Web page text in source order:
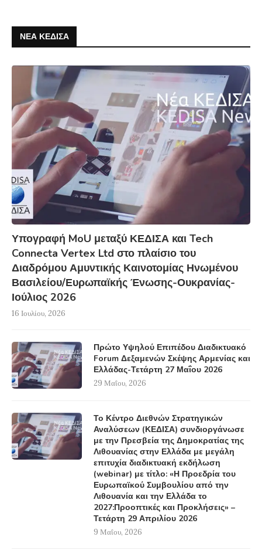
ΝΕΑ ΚΕΔΙΣΑ
Υπογραφή MoU μεταξύ ΚΕΔΙΣΑ και Tech
Connecta Vertex Ltd στο πλαίσιο του
Διαδρόμου Αμυντικής Καινοτομίας Ηνωμένου
Βασιλείου/Ευρωπαϊκής Ένωσης-Ουκρανίας-
Ιούλιος 2026
16 Ιουλίου, 2026
Πρώτο Υψηλού Επιπέδου Διαδικτυακό
Forum Δεξαμενών Σκέψης Αρμενίας και
Ελλάδας-Τετάρτη 27 Μαΐου 2026
29 Μαΐου, 2026
Το Κέντρο Διεθνών Στρατηγικών
Αναλύσεων (ΚΕΔΙΣΑ) συνδιοργάνωσε
με την Πρεσβεία της Δημοκρατίας της
Λιθουανίας στην Ελλάδα με μεγάλη
επιτυχία διαδικτυακή εκδήλωση
(webinar) με τίτλο: «Η Προεδρία του
Ευρωπαϊκού Συμβουλίου από την
Λιθουανία και την Ελλάδα το
2027:Προοπτικές και Προκλήσεις» –
Τετάρτη 29 Απριλίου 2026
9 Μαΐου, 2026